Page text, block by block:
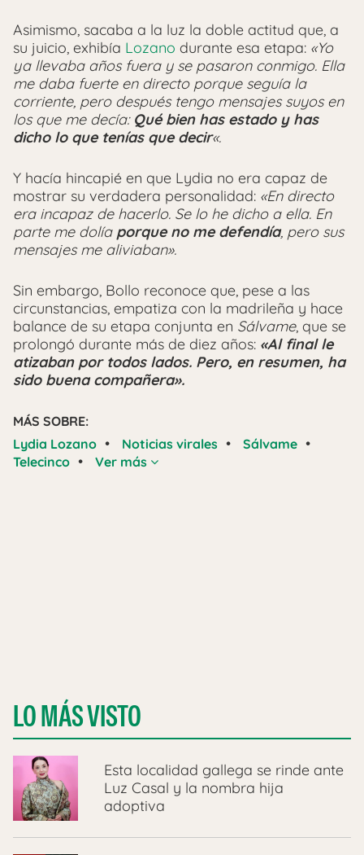
Asimismo, sacaba a la luz la doble actitud que, a
su juicio, exhibía Lozano durante esa etapa: «Yo
ya llevaba años fuera y se pasaron conmigo. Ella
me daba fuerte en directo porque seguía la
corriente, pero después tengo mensajes suyos en
los que me decía: Qué bien has estado y has
dicho lo que tenías que decir«.
Y hacía hincapié en que Lydia no era capaz de
mostrar su verdadera personalidad: «En directo
era incapaz de hacerlo. Se lo he dicho a ella. En
parte me dolía porque no me defendía, pero sus
mensajes me aliviaban».
Sin embargo, Bollo reconoce que, pese a las
circunstancias, empatiza con la madrileña y hace
balance de su etapa conjunta en Sálvame, que se
prolongó durante más de diez años: «Al final le
atizaban por todos lados. Pero, en resumen, ha
sido buena compañera».
MÁS SOBRE:
Lydia Lozano • Noticias virales • Sálvame •
Telecinco • Ver más
LO MÁS VISTO
Esta localidad gallega se rinde ante
Luz Casal y la nombra hija
adoptiva